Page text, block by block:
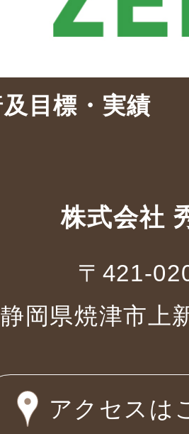
目標・実績
株式会社
〒421-
静岡県焼津市上
アクセスは